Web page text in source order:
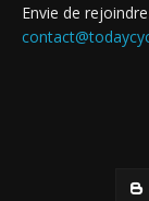
Envie de